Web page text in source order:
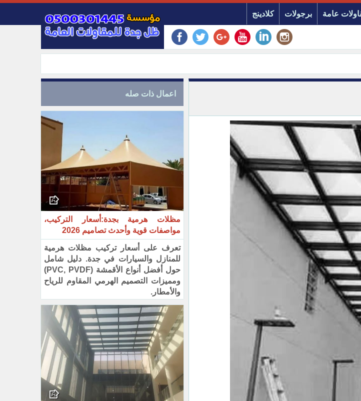
عامة برجولات كلادينج
اعمال ذات صله
مظلات هرمية بجدة:أسعار التركيب،
مواصفات قوية وأحدث تصاميم 2026
تعرف على أسعار تركيب مظلات هرمية
للمنازل والسيارات في جدة. دليل شامل
حول أفضل أنواع الأقمشة (PVC, PVDF)
ومميزات التصميم الهرمي المقاوم للرياح
والأمطار.